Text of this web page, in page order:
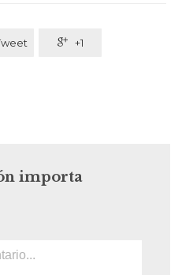
 +1
importa